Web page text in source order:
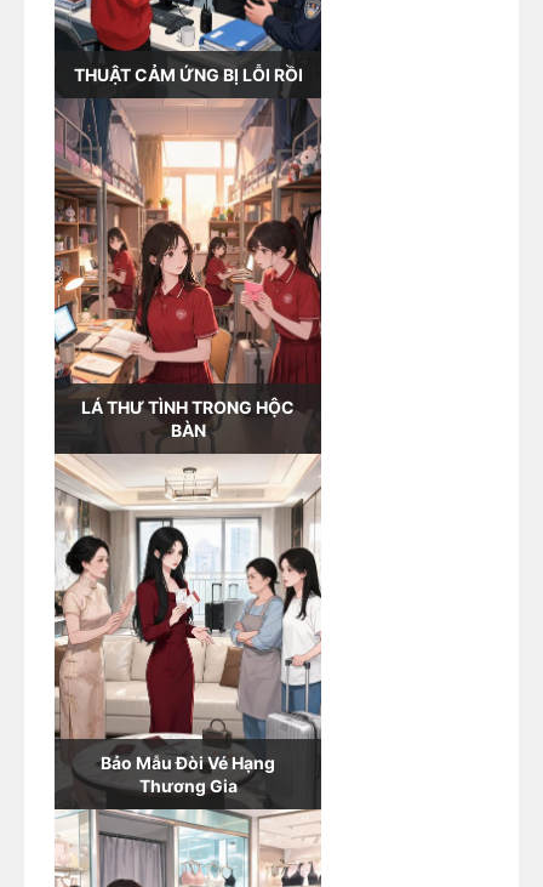
THUẬT CẢM ỨNG BỊ LỖI RỒI
LÁ THƯ TÌNH TRONG HỘC
BÀN
Bảo Mẫu Đòi Vé Hạng
Thương Gia